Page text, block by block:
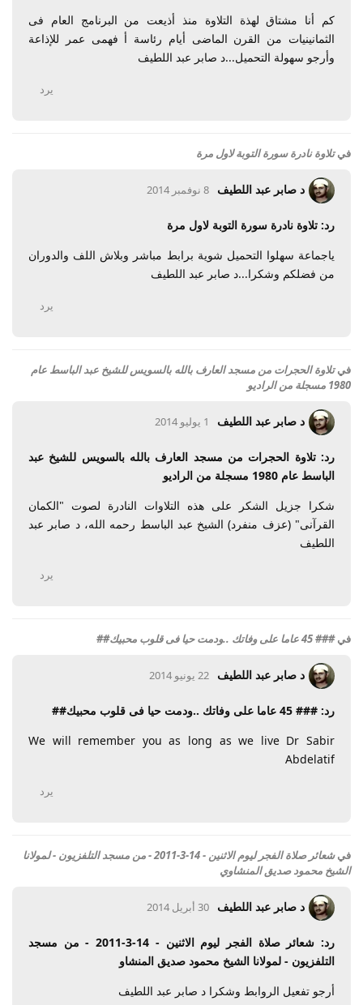
كم أنا مشتاق لهذة التلاوة منذ أذيعت من البرنامج العام فى
الثمانينيات من القرن الماضى أيام رئاسة أ فهمى عمر للإذاعة
وأرجو سهولة التحميل...د صابر عبد اللطيف
يرد
فيتلاوة نادرة سورة التوبة لاول مرة
د صابر عبد اللطيف 8 نوفمبر 2014
رد: تلاوة نادرة سورة التوبة لاول مرة
ياجماعة سهلوا التحميل شوية برابط مباشر وبلاش اللف والدوران
من فضلكم وشكرا...د صابر عبد اللطيف
يرد
فيتلاوة الحجرات من مسجد العارف بالله بالسويس للشيخ عبد الباسط عام
1980 مسجلة من الراديو
د صابر عبد اللطيف 1 يوليو 2014
رد: تلاوة الحجرات من مسجد العارف بالله بالسويس للشيخ عبد
الباسط عام 1980 مسجلة من الراديو
شكرا جزيل الشكر على هذه التلاوات النادرة لصوت "الكمان
القرآنى" (عزف منفرد) الشيخ عبد الباسط رحمه الله، د صابر عبد
اللطيف
يرد
في### 45 عاما على وفاتك ..ودمت حيا فى قلوب محبيك##
د صابر عبد اللطيف 22 يونيو 2014
رد: ### 45 عاما على وفاتك ..ودمت حيا فى قلوب محبيك##
We will remember you as long as we live Dr Sabir
Abdelatif
يرد
في
شعائر صلاة الفجر ليوم الاثنين - 14-3-2011 - من مسجد التلفزيون - لمولانا
الشيخ محمود صديق المنشاوي
د صابر عبد اللطيف 30 أبريل 2014
رد: شعائر صلاة الفجر ليوم الاثنين - 14-3-2011 - من مسجد
التلفزيون - لمولانا الشيخ محمود صديق المنشاو
أرجو تفعيل الروابط وشكرا د صابر عبد اللطيف